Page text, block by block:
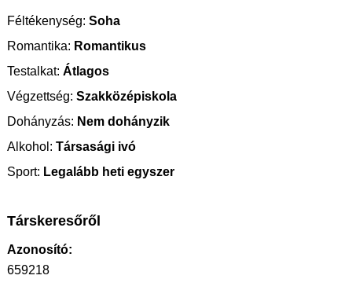
Féltékenység: Soha
Romantika: Romantikus
Testalkat: Átlagos
Végzettség: Szakközépiskola
Dohányzás: Nem dohányzik
Alkohol: Társasági ivó
Sport: Legalább heti egyszer
Társkeresőről
Azonosító:
659218